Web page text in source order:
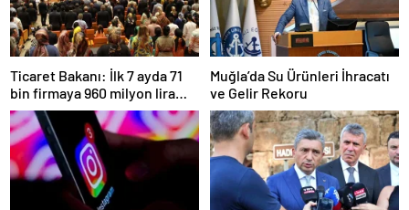
Ticaret Bakanı: İlk 7 ayda 71
bin firmaya 960 milyon lira
ceza uygulandı
Muğla’da Su Ürünleri İhracatı
ve Gelir Rekoru